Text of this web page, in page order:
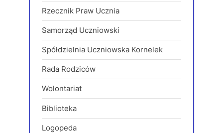
Rzecznik Praw Ucznia
Samorząd Uczniowski
Spółdzielnia Uczniowska Kornelek
Rada Rodziców
Wolontariat
Biblioteka
Logopeda